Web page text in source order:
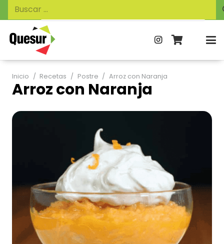
de
productos
Buscar:
Inicio / Recetas / Postre / Arroz con Naranja
Arroz con Naranja